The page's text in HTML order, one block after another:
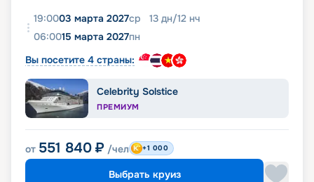
19:0003 марта 2027ср 13 дн/12 нч
06:0015 марта 2027пн
Вы посетите 4 страны:
Celebrity Solstice
ПРЕМИУМ
от 551 840 ₽ /чел +1 000
Выбрать круиз